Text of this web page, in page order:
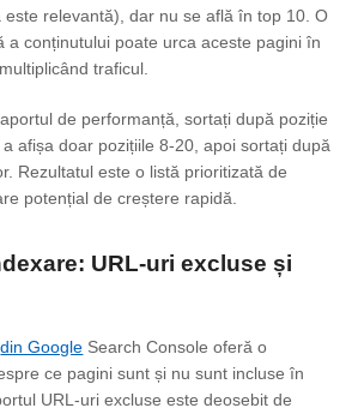
este relevantă), dar nu se află în top 10. O
a conținutului poate urca aceste pagini în
traficul.
de performanță, sortați după poziție
afișa doar pozițiile 8-20, apoi sortați după
Rezultatul este o listă prioritizată de
potențial de creștere rapidă.
: URL-uri excluse și
din Google Search Console oferă o
ce pagini sunt și nu sunt incluse în
URL-uri excluse este deosebit de